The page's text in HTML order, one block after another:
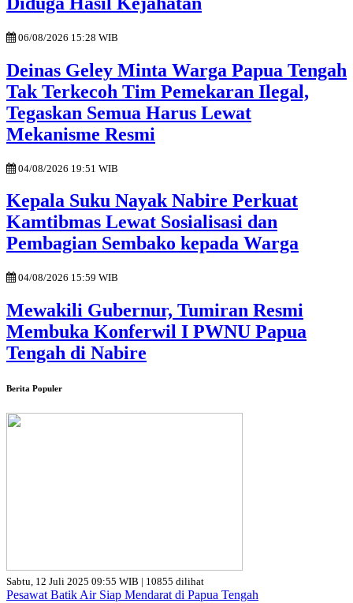
06/08/2026 15:28 WIB
Deinas Geley Minta Warga Papua Tengah
Tak Terkecoh Tim Pemekaran Ilegal,
Tegaskan Semua Harus Lewat
Mekanisme Resmi
04/08/2026 19:51 WIB
Kepala Suku Nayak Nabire Perkuat
Kamtibmas Lewat Sosialisasi dan
Pembagian Sembako kepada Warga
04/08/2026 15:59 WIB
Mewakili Gubernur, Tumiran Resmi
Membuka Konferwil I PWNU Papua
Tengah di Nabire
Berita Populer
Sabtu, 12 Juli 2025 09:55 WIB | 10855 dilihat
Pesawat Batik Air Siap Mendarat di Papua Tengah